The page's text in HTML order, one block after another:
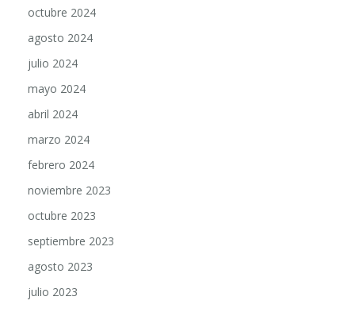
octubre 2024
agosto 2024
julio 2024
mayo 2024
abril 2024
marzo 2024
febrero 2024
noviembre 2023
octubre 2023
septiembre 2023
agosto 2023
julio 2023